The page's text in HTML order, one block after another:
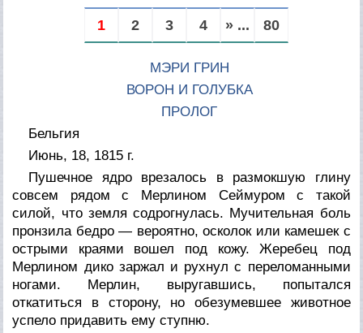
1 2 3 4 » ... 80
МЭРИ ГРИН
ВОРОН И ГОЛУБКА
ПРОЛОГ
Бельгия
Июнь, 18, 1815 г.
Пушечное ядро врезалось в размокшую глину
совсем рядом с Мерлином Сеймуром с такой
силой, что земля содрогнулась. Мучительная боль
пронзила бедро — вероятно, осколок или камешек с
острыми краями вошел под кожу. Жеребец под
Мерлином дико заржал и рухнул с переломанными
ногами. Мерлин, выругавшись, попытался
откатиться в сторону, но обезумевшее животное
успело придавить ему ступню.